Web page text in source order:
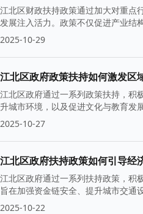
江北区财政扶持政策通过加大对重点
发展注入活力。政策不仅促进产业结
2025-10-29
江北区政府政策扶持如何激发区
江北区政府通过一系列政策扶持，积
升城市环境，以及促进文化与教育发
2025-10-27
江北区政府扶持政策如何引导经
江北区政府通过一系列扶持政策，积
旨在加强资金链安全、提升城市交通
2025-10-22